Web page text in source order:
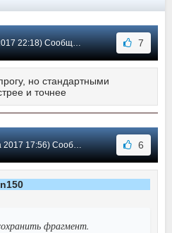
22:18) Сообщение #34 7
но стандартными
и точнее
17:56) Сообщение #33 6
фрагмент.